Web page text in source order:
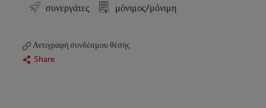
συνεργάτες
μόνιμος/μόνιμη
Αντιγραφή συνδέσμου θέσης
Share